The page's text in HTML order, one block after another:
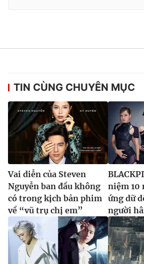
TIN CÙNG CHUYÊN MỤC
Vai diễn của Steven
Nguyễn ban đầu không
có trong kịch bản phim
về “vũ trụ chị em”
niệm 10
ứng dữ
người